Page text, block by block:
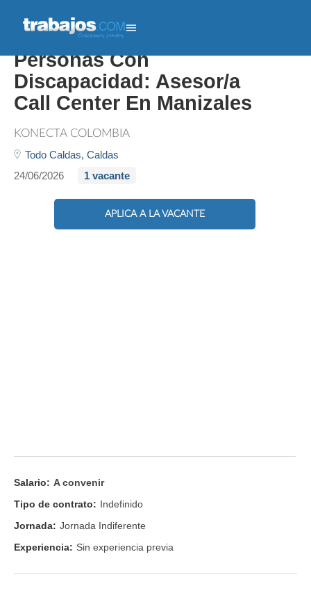
Oportunidad Laboral Para
Personas Con
Discapacidad: Asesor/a
Call Center En Manizales
KONECTA COLOMBIA
Todo Caldas, Caldas
24/06/2026
1 vacante
APLICA A LA VACANTE
Salario: A convenir
Tipo de contrato: Indefinido
Jornada: Jornada Indiferente
Experiencia: Sin experiencia previa